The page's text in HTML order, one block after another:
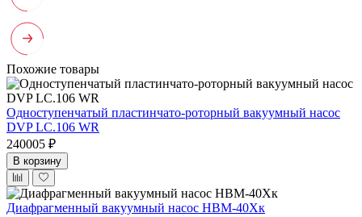
Похожие товары
Одноступенчатый пластинчато-роторный вакуумный насос
DVP LC.106 WR
240005 ₽
В корзину
Диафрагменный вакуумный насос НВМ-40Xк